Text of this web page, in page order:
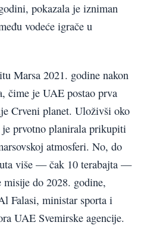
pokazala je izniman
vodeće igrače u
Marsa 2021. godine nakon
čime je UAE postao prva
Crveni planet. Uloživši oko
prvotno planirala prikupiti
atmosferi. No, do
više — čak 10 terabajta —
do 2028. godine,
Falasi, ministar sporta i
UAE Svemirske agencije.